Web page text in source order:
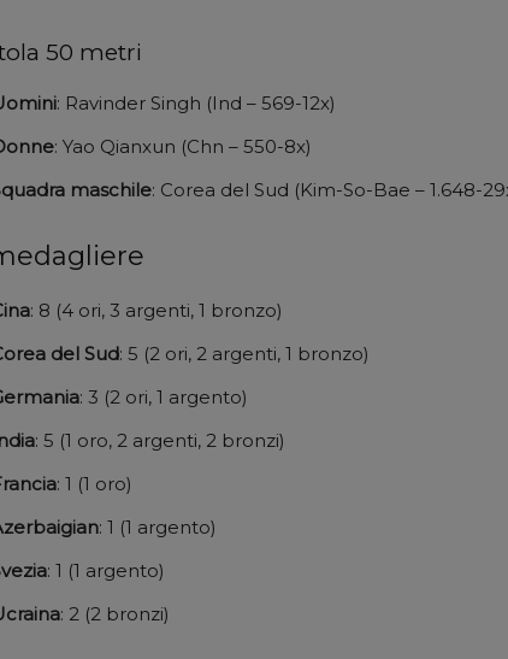
50 metri
: Ravinder Singh (Ind – 569-12x)
: Yao Qianxun (Chn – 550-8x)
maschile: Corea del Sud (Kim-So-Bae – 1.648-
: 8 (4 ori, 3 argenti, 1 bronzo)
del Sud: 5 (2 ori, 2 argenti, 1 bronzo)
: 3 (2 ori, 1 argento)
: 5 (1 oro, 2 argenti, 2 bronzi)
: 1 (1 oro)
: 1 (1 argento)
: 1 (1 argento)
: 2 (2 bronzi)